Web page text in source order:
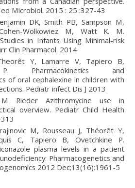
Microbiol. 2015 : 25 :327-43
DK, Smith PB, Sampson M,
Wolkowiez M, Watt K. M.
in Infants Using Minimal-risk
Clin Pharmacol. 2014
Y, Lamarre V, Tapiero B,
Pharmacokinetics and
of oral cephalexine in children with
Pediatr infect Dis J 2013
Rieder Azithromycine use in
overview. Pediatr Child Health
M, Rousseau J, Théorêt Y,
C, Tapiero B, Ovetchkine P.
plasma levels in a patient
Pharmacogenetics and
2012 Dec;13(16):1961-5